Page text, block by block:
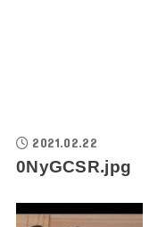
2021.02.22
0NyGCSR.jpg